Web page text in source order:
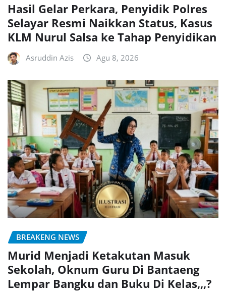
Hasil Gelar Perkara, Penyidik Polres
Selayar Resmi Naikkan Status, Kasus
KLM Nurul Salsa ke Tahap Penyidikan
Asruddin Azis Agu 8, 2026
BREAKENG NEWS
Murid Menjadi Ketakutan Masuk
Sekolah, Oknum Guru Di Bantaeng
Lempar Bangku dan Buku Di Kelas,,,?